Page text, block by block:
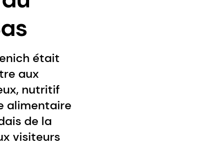
était
aux
nutritif
alimentaire
de la
visiteurs